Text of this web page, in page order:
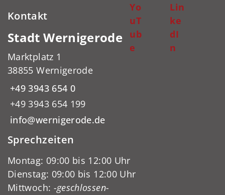
Yo
uT
ub
e
Lin
ke
dI
n
Kontakt
Stadt Wernigerode
Marktplatz 1
38855 Wernigerode
+49 3943 654 0
+49 3943 654 199
info@wernigerode.de
Sprechzeiten
Montag: 09:00 bis 12:00 Uhr
Dienstag: 09:00 bis 12:00 Uhr
Mittwoch: -geschlossen-